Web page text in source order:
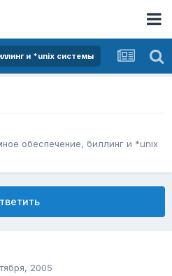
и *unix системы
обеспечение, биллинг и *unix
2005